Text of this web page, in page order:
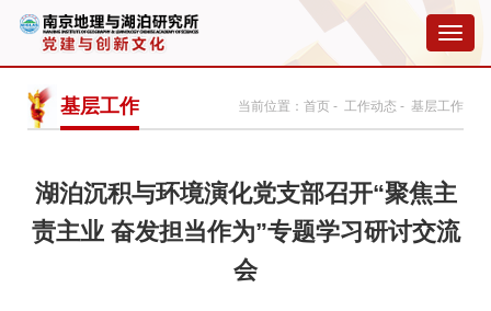
切
换
航
基层工作 当前位置： 首页 - 工作动态 - 基层工作
湖泊沉积与环境演化党支部召开“聚焦主
责主业 奋发担当作为”专题学习研讨交流
会